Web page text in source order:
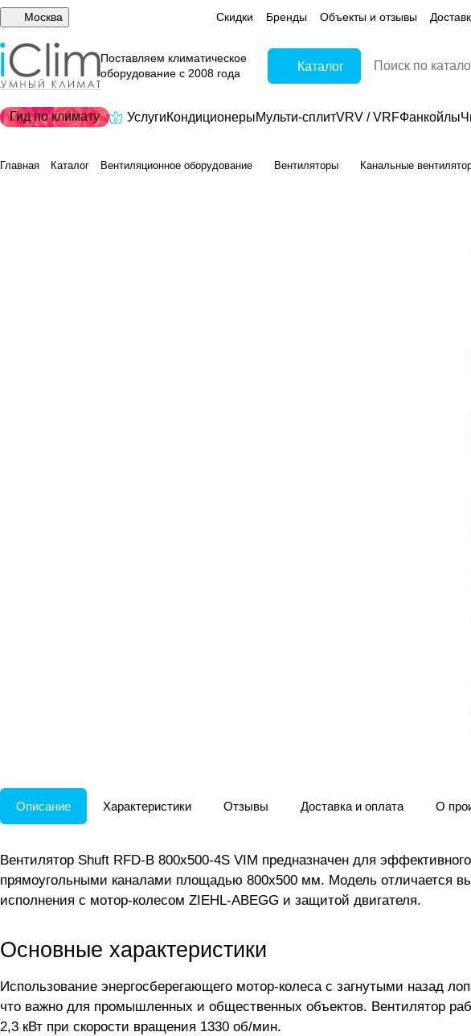
Москва Скидки Бренды Объекты и отзывы
Поставляем климатическое
оборудование с 2008 года
Каталог
Гид по климату УслугиКондиционерыМульти-сплитVRV / VRFФанкойлы
Главная Каталог Вентиляционное оборудование Вентиляторы Канальные
Описание Характеристики Отзывы Доставка и оплата О
Вентилятор Shuft RFD-B 800x500-4S VIM предназначен для
прямоугольными каналами площадью 800x500 мм. Модель отличается
исполнения с мотор-колесом ZIEHL-ABEGG и защитой двигателя.
Основные характеристики
Использование энергосберегающего мотор-колеса с загнутыми назад
что важно для промышленных и общественных объектов. Вентилятор
2,3 кВт при скорости вращения 1330 об/мин.